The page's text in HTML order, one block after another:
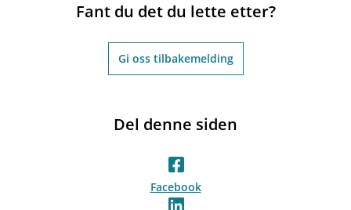
Fant du det du lette etter?
Gi oss tilbakemelding
Del denne siden
Facebook